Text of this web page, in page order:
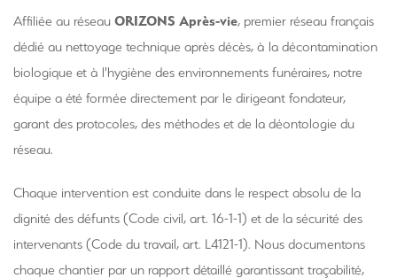
Affiliée au réseau ORIZONS Après-vie, premier réseau français
dédié au nettoyage technique après décès, à la décontamination
biologique et à l'hygiène des environnements funéraires, notre
équipe a été formée directement par le dirigeant fondateur,
garant des protocoles, des méthodes et de la déontologie du
réseau.
Chaque intervention est conduite dans le respect absolu de la
dignité des défunts (Code civil, art. 16-1-1) et de la sécurité des
intervenants (Code du travail, art. L4121-1). Nous documentons
chaque chantier par un rapport détaillé garantissant traçabilité,